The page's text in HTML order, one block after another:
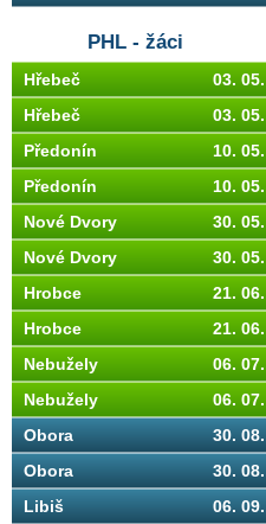
PHL - žáci
Hřebeč
03. 05.
Hřebeč
03. 05.
Předonín
10. 05.
Předonín
10. 05.
Nové Dvory
30. 05.
Nové Dvory
30. 05.
Hrobce
21. 06.
Hrobce
21. 06.
Nebužely
06. 07.
Nebužely
06. 07.
Obora
30. 08.
Obora
30. 08.
Libiš
06. 09.